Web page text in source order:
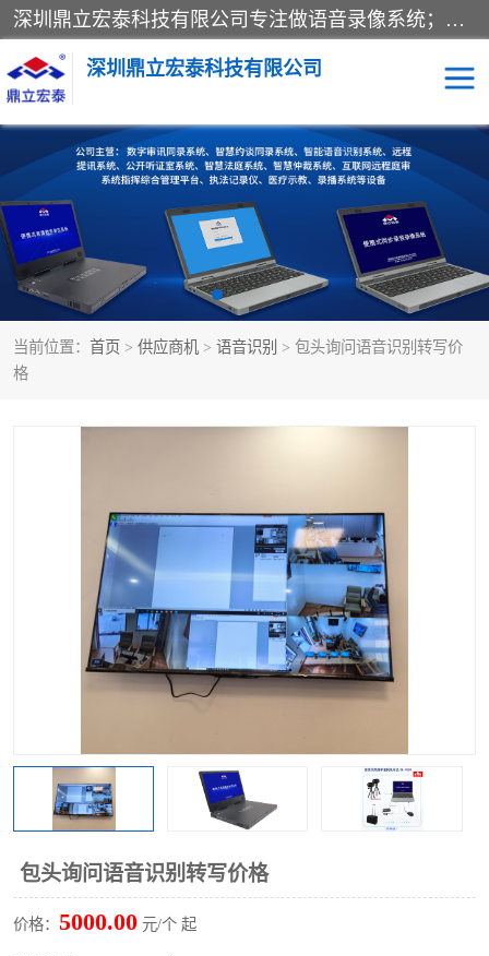
深圳鼎立宏泰科技有限公司专注做语音录像系统；主要服务有：约谈室同步录音录像系统、设计数字询问同步录音录像、数字约谈室同步录音录像、公开听证室、智慧庭审、智能语音识别转写、远程提讯（提审）、记录仪、远程指挥综合管理平台、录播系统等
深圳鼎立宏泰科技有限公司
当前位置： 首页 > 供应商机 > 语音识别 > 包头询问语音识别转写价
格
包头询问语音识别转写价格
价格： 5000.00 元/个 起
同步录音录像设备 便携式审讯设备
数字法庭 听证室
远程提讯 语音识别